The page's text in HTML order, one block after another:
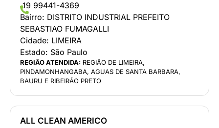
19 99441-4369
Bairro: DISTRITO INDUSTRIAL PREFEITO
SEBASTIAO FUMAGALLI
Cidade: LIMEIRA
Estado: São Paulo
REGIÃO ATENDIDA: REGIÃO DE LIMEIRA,
PINDAMONHANGABA, AGUAS DE SANTA BARBARA,
BAURU E RIBEIRÃO PRETO
ALL CLEAN AMERICO